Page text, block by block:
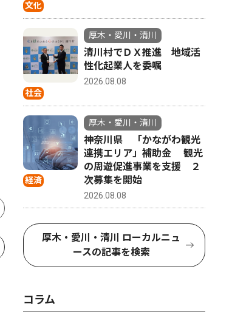
文化
厚木・愛川・清川
真夏の夜ジャズを満喫 厚木
公園で8月20・21日
木市 荻
文化
社会
厚木・愛川・清川
清川村でＤＸ推進 地域活
性化起業人を委嘱
2026.08.08
経済
厚木・愛川・清川
神奈川県 「かながわ観光
連携エリア」補助金 観光
の周遊促進事業を支援 ２
次募集を開始
2026.08.08
厚木・愛川・清川 ローカルニュ
ースの記事を検索
コラム